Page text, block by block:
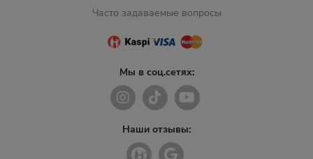
Часто задаваемые вопросы
Мы в соц.сетях:
Наши отзывы: